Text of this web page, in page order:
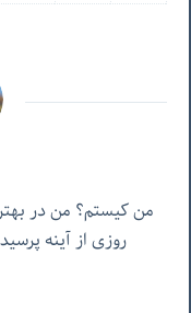
من کیستم؟ من در
روزی از آینه